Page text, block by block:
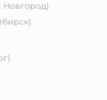
Новгород)